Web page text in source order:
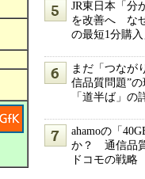
JR東日本「分
を改善へ な
の最短1分購
まだ「つなが
信品質問題”
「道半ば」の
ahamoの「
か？ 通信品
ドコモの戦略